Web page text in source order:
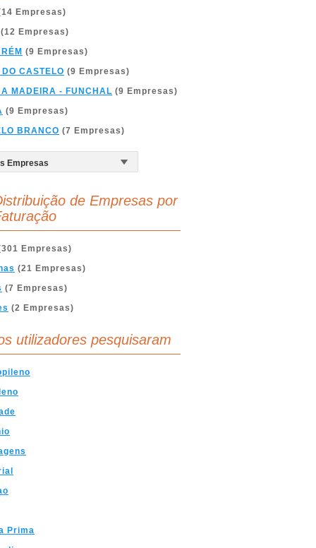
Empresas)
Empresas)
(9 Empresas)
CASTELO (9 Empresas)
MADEIRA - FUNCHAL (9 Empresas)
(9 Empresas)
BRANCO (7 Empresas)
de Empresas por
Empresas)
(21 Empresas)
(7 Empresas)
(2 Empresas)
utilizadores pesquisaram
Prima